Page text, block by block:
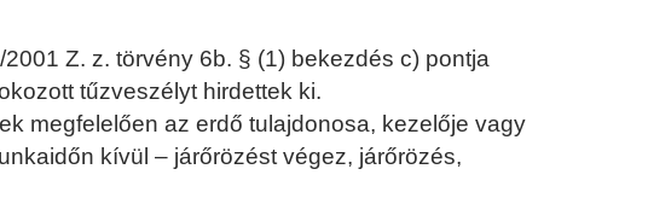
Z. z. törvény 6b. § (1) bekezdés c) pontja
tűzveszélyt hirdettek ki.
megfelelően az erdő tulajdonosa, kezelője vagy
kívül – járőrözést végez, járőrözés,